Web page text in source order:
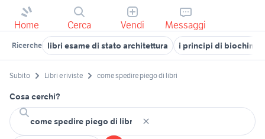
Home Cerca Vendi Messaggi
Ricerche libri esame di stato architettura i principi di
Subito Libri e riviste come spedire piego di libri
Cosa cerchi?